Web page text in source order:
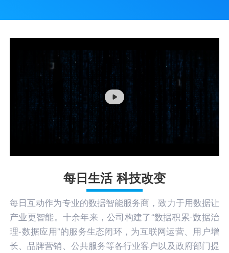
每日生活 科技改变
每日互动作为专业的数据智能服务商，致力于用数据让
产业更智能。十余年来，公司构建了“数据积累-数据治
理-数据应用”的服务生态闭环，为互联网运营、用户增
长、品牌营销、公共服务等各行业客户以及政府部门提